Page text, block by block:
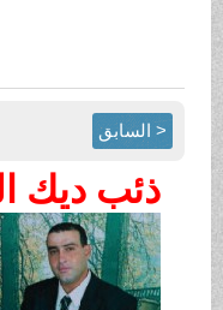
< السابق
ذئب ديك